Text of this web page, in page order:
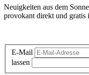
Neuigkeiten aus dem
provokant direkt und gratis
E-Mail
lassen